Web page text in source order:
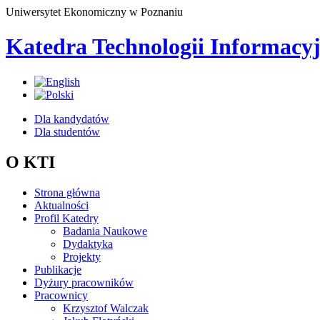
Uniwersytet Ekonomiczny w Poznaniu
Katedra Technologii
Dla kandydatów
Dla studentów
O KTI
Strona główna
Aktualności
Profil Katedry
Badania Naukowe
Dydaktyka
Projekty
Publikacje
Dyżury pracowników
Pracownicy
Krzysztof Walczak